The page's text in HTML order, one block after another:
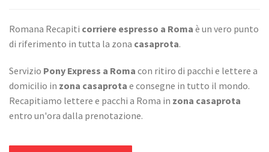
Romana Recapiti corriere espresso a Roma è un vero punto
di riferimento in tutta la zona casaprota.
Servizio Pony Express a Roma con ritiro di pacchi e lettere a
domicilio in zona casaprota e consegne in tutto il mondo.
Recapitiamo lettere e pacchi a Roma in zona casaprota
entro un'ora dalla prenotazione.